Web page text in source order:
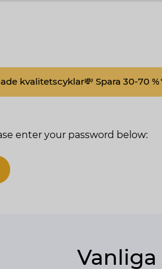
kvalitetscyklar💸 Spara 30-70 %
enter your password below: